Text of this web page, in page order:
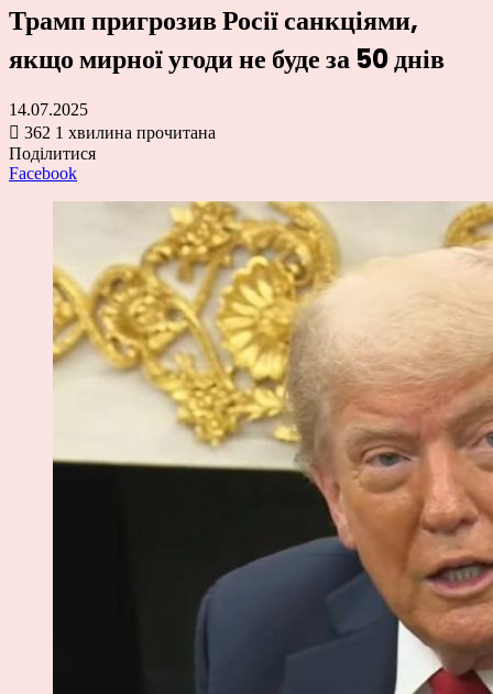
Трамп пригрозив Росії санкціями,
якщо мирної угоди не буде за 50 днів
14.07.2025
362 1 хвилина прочитана
Поділитися
Facebook